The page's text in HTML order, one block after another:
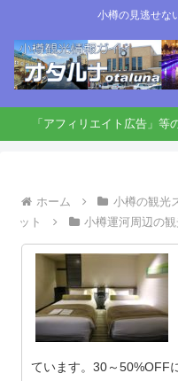
小樽の見逃せな
「アフィリエイト広告」
ホーム 小樽の観光
ット
小樽運河周辺の観
ています。30～50%OFF